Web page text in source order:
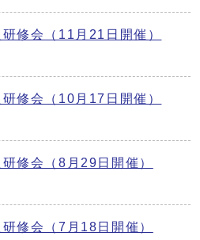
修会（11月21日開催）
修会（10月17日開催）
修会（8月29日開催）
修会（7月18日開催）